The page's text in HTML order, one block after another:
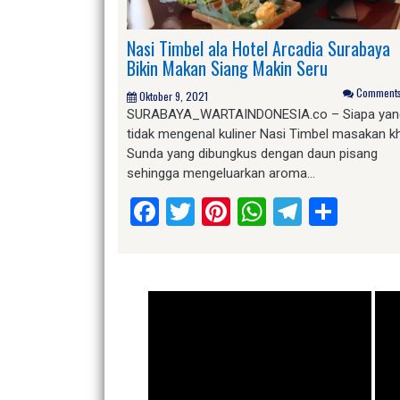
Nasi Timbel ala Hotel Arcadia Surabaya
Bikin Makan Siang Makin Seru
Oktober 9, 2021
SURABAYA_WARTAINDONESIA.co – Siapa
tidak mengenal kuliner Nasi Timbel masakan
Sunda yang dibungkus dengan daun pisang
sehingga mengeluarkan aroma…
Facebook
Twitter
Pinterest
WhatsApp
Telegram